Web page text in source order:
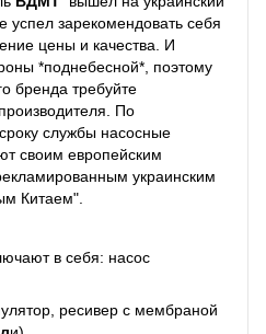
успел зарекомендовать себя
цены и качества. И
*поднебесной*, поэтому
бренда требуйте
По
службы насосные
своим европейским
украинским
Китаем".
в себя: насос
ресивер с мембраной